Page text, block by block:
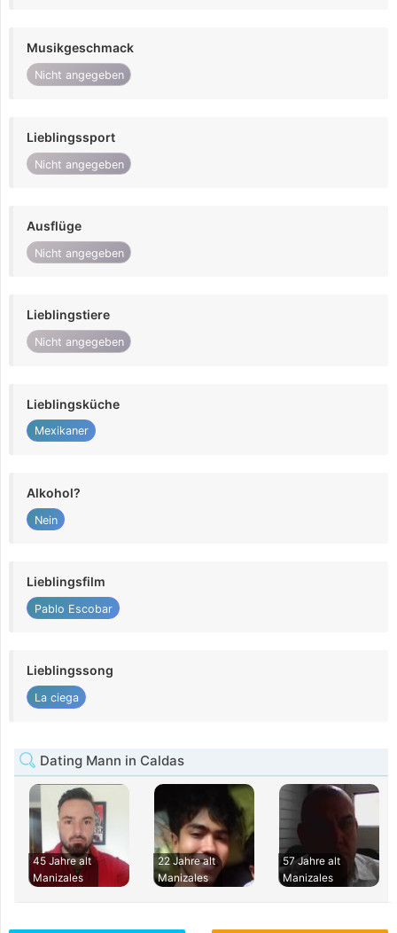
Musikgeschmack
Nicht angegeben
Lieblingssport
Nicht angegeben
Ausflüge
Nicht angegeben
Lieblingstiere
Nicht angegeben
Lieblingsküche
Mexikaner
Alkohol?
Nein
Lieblingsfilm
Pablo Escobar
Lieblingssong
La ciega
Dating Mann in Caldas
45 Jahre alt
Manizales
22 Jahre alt
Manizales
57 Jahre alt
Manizales